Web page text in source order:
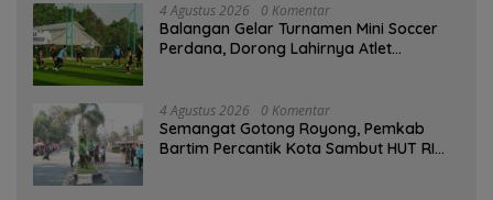
4 Agustus 2026 0 Komentar
Balangan Gelar Turnamen Mini Soccer
Perdana, Dorong Lahirnya Atlet
4 Agustus 2026 0 Komentar
Semangat Gotong Royong, Pemkab
Bartim Percantik Kota Sambut HUT RI